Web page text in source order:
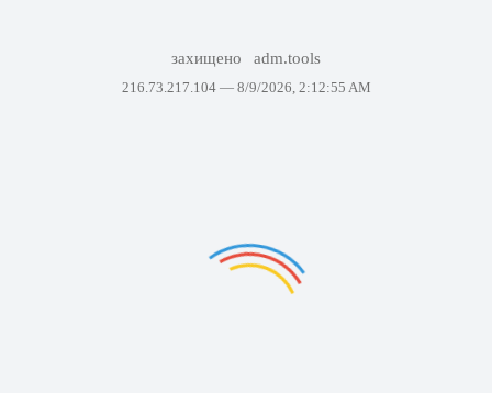
захищено adm.tools
216.73.217.104 — 8/9/2026, 2:12:55 AM